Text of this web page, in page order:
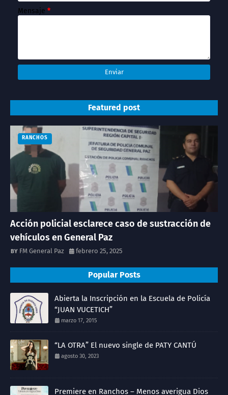
Mensaje *
Featured post
RANCHOS
Acción policial esclarece caso de sustracción de
vehículos en General Paz
FM General Paz febrero 25, 2025
Popular Posts
Abierta la Inscripción en la Escuela de Policía
“JUAN VUCETICH”
marzo 17, 2015
“LA OTRA” El nuevo single de PATY CANTÚ
agosto 30, 2023
Premiere en Ranchos – Menos averigua Dios